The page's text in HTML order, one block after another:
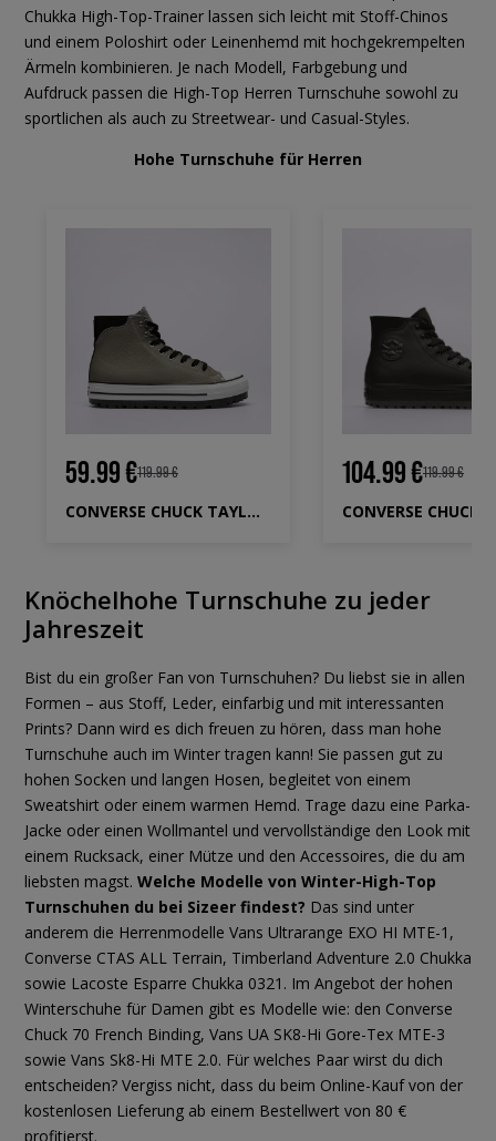
Chukka High-Top-Trainer lassen sich leicht mit Stoff-Chinos
und einem Poloshirt oder Leinenhemd mit hochgekrempelten
Ärmeln kombinieren. Je nach Modell, Farbgebung und
Aufdruck passen die High-Top Herren Turnschuhe sowohl zu
sportlichen als auch zu Streetwear- und Casual-Styles.
Hohe Turnschuhe für Herren
59.99 €119.99 €
CONVERSE CHUCK TAYLOR ALL STAR CITY TREK WP
104.99 €119.99 €
Knöchelhohe Turnschuhe zu jeder
Jahreszeit
Bist du ein großer Fan von Turnschuhen? Du liebst sie in allen
Formen – aus Stoff, Leder, einfarbig und mit interessanten
Prints? Dann wird es dich freuen zu hören, dass man hohe
Turnschuhe auch im Winter tragen kann! Sie passen gut zu
hohen Socken und langen Hosen, begleitet von einem
Sweatshirt oder einem warmen Hemd. Trage dazu eine Parka-
Jacke oder einen Wollmantel und vervollständige den Look mit
einem Rucksack, einer Mütze und den Accessoires, die du am
liebsten magst. Welche Modelle von Winter-High-Top
Turnschuhen du bei Sizeer findest? Das sind unter
anderem die Herrenmodelle Vans Ultrarange EXO HI MTE-1,
Converse CTAS ALL Terrain, Timberland Adventure 2.0 Chukka
sowie Lacoste Esparre Chukka 0321. Im Angebot der hohen
Winterschuhe für Damen gibt es Modelle wie: den Converse
Chuck 70 French Binding, Vans UA SK8-Hi Gore-Tex MTE-3
sowie Vans Sk8-Hi MTE 2.0. Für welches Paar wirst du dich
entscheiden? Vergiss nicht, dass du beim Online-Kauf von der
kostenlosen Lieferung ab einem Bestellwert von 80 €
profitierst.